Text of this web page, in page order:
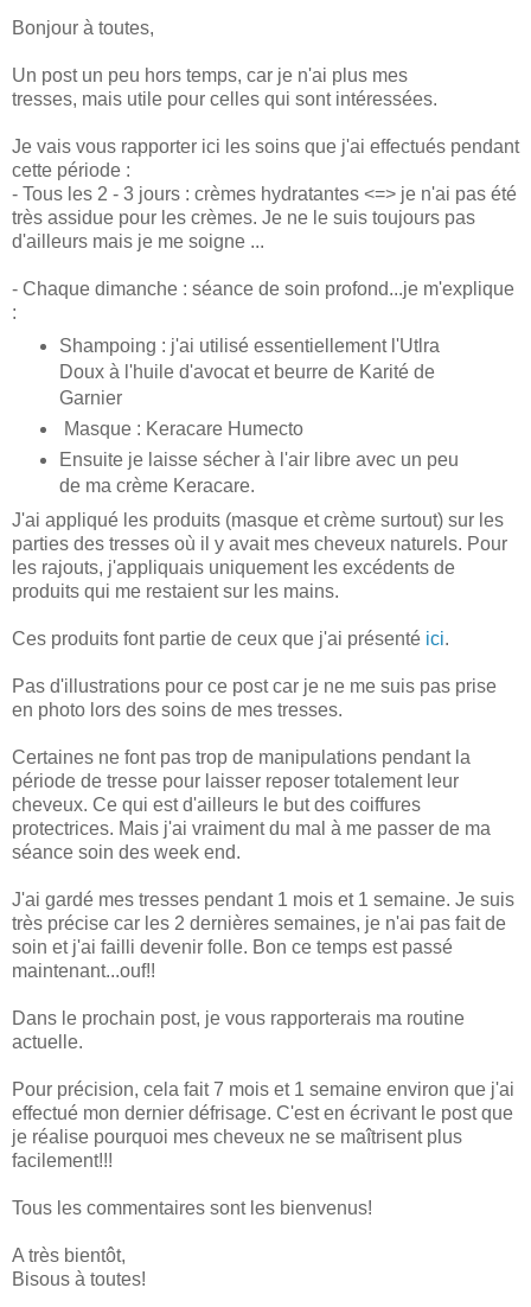
Bonjour à toutes,
Un post un peu hors temps, car je n'ai plus mes
tresses, mais utile pour celles qui sont intéressées.
Je vais vous rapporter ici les soins que j'ai effectués pendant
cette période :
- Tous les 2 - 3 jours : crèmes hydratantes <=> je n'ai pas été
très assidue pour les crèmes. Je ne le suis toujours pas
d'ailleurs mais je me soigne ...
- Chaque dimanche : séance de soin profond...je m'explique
:
Shampoing : j'ai utilisé essentiellement l'Utlra
Doux à l'huile d'avocat et beurre de Karité de
Garnier
Masque : Keracare Humecto
Ensuite je laisse sécher à l'air libre avec un peu
de ma crème Keracare.
J'ai appliqué les produits (masque et crème surtout) sur les
parties des tresses où il y avait mes cheveux naturels. Pour
les rajouts, j'appliquais uniquement les excédents de
produits qui me restaient sur les mains.
Ces produits font partie de ceux que j'ai présenté ici.
Pas d'illustrations pour ce post car je ne me suis pas prise
en photo lors des soins de mes tresses.
Certaines ne font pas trop de manipulations pendant la
période de tresse pour laisser reposer totalement leur
cheveux. Ce qui est d'ailleurs le but des coiffures
protectrices. Mais j'ai vraiment du mal à me passer de ma
séance soin des week end.
J'ai gardé mes tresses pendant 1 mois et 1 semaine. Je suis
très précise car les 2 dernières semaines, je n'ai pas fait de
soin et j'ai failli devenir folle. Bon ce temps est passé
maintenant...ouf!!
Dans le prochain post, je vous rapporterais ma routine
actuelle.
Pour précision, cela fait 7 mois et 1 semaine environ que j'ai
effectué mon dernier défrisage. C'est en écrivant le post que
je réalise pourquoi mes cheveux ne se maîtrisent plus
facilement!!!
Tous les commentaires sont les bienvenus!
A très bientôt,
Bisous à toutes!